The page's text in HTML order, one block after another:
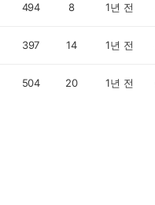
494 8 1년 전
397 14 1년 전
504 20 1년 전